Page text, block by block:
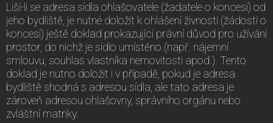
Liší-li se adresa sídla ohlašovatele (žadatele o koncesi) od
jeho bydliště, je nutné doložit k ohlášení živnosti (žádosti o
koncesi) ještě doklad prokazující právní důvod pro užívání
prostor, do nichž je sídlo umístěno (např. nájemní
smlouvu, souhlas vlastníka nemovitosti apod.). Tento
doklad je nutno doložit i v případě, pokud je adresa
bydliště shodná s adresou sídla, ale tato adresa je
zároveň adresou ohlašovny, správního orgánu nebo
zvláštní matriky.